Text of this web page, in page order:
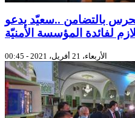
بالتضامن ..سعيّد يدعو
لفائدة المؤسسة الأمنيّة
الأربعاء، 21 أفريل، 2021 - 00:45